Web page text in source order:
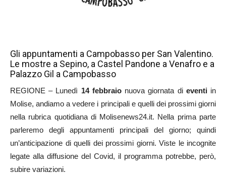
Gli appuntamenti a Campobasso per San Valentino.
Le mostre a Sepino, a Castel Pandone a Venafro e a
Palazzo Gil a Campobasso
REGIONE – Lunedì 14 febbraio nuova giornata di eventiin
Molise, andiamo a vedere i principali e quelli dei prossimi giorni
nella rubrica quotidiana di Molisenews24.it. Nella prima parte
parleremo degli appuntamenti principali del giorno; quindi
un’anticipazione di quelli dei prossimi giorni. Viste le incognite
legate alla diffusione del Covid, il programma potrebbe, però,
subire variazioni.